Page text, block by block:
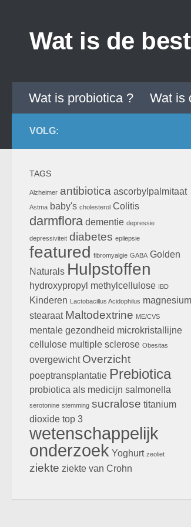
Wat is de
Wat is probiotica ? Wat is
VOLG:
TAGS
Alzheimer antibiotica ascorbylpalmitaat
Astma baby's cholesterol Colitis
darmflora dementie depressie
depressiviteit diabetes epilepsie
featured fibromyalgie GABA Golden
Naturals Hulpstoffen
hydroxypropyl methylcellulose IBD
Kinderen Lactobacillus Acidophilus magnesium
stearaat Maltodextrine ME/CVS
mentale gezondheid microkristallijne
cellulose multiple sclerose Obesitas
overgewicht Overzicht
poeptransplantatie Prebiotica
probiotica als medicijn salmonella
serotonine stemming sucralose titanium
dioxide top 3
wetenschappelijk
onderzoek Yoghurt zeoliet
ziekte ziekte van Crohn